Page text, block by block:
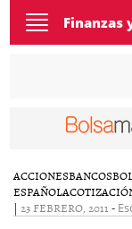
Toggle
navigation
Finanzas
ACCIONESBANCOS
ESPAÑOLA
| 23 FEBRERO, 2011 -